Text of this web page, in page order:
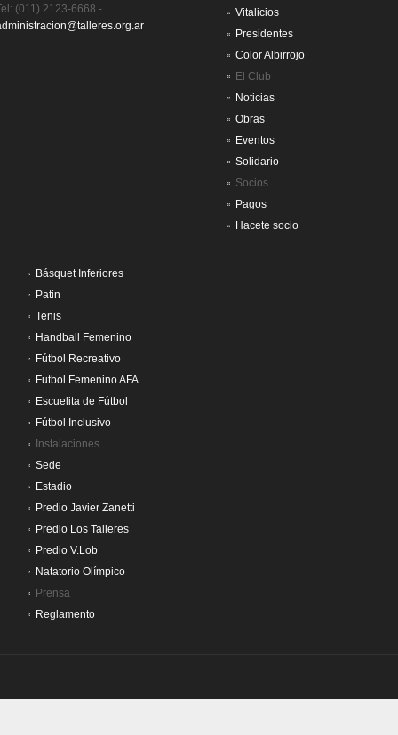
(011) 2123-6668 -
Vitalicios
Presidentes
Color Albirrojo
El Club
Noticias
Obras
Eventos
Solidario
Socios
Pagos
Hacete socio
Básquet Inferiores
Patin
Tenis
Handball Femenino
Fútbol Recreativo
Futbol Femenino AFA
Escuelita de Fútbol
Fútbol Inclusivo
Instalaciones
Sede
Estadio
Predio Javier Zanetti
Predio Los Talleres
Predio V.Lob
Natatorio Olímpico
Prensa
Reglamento